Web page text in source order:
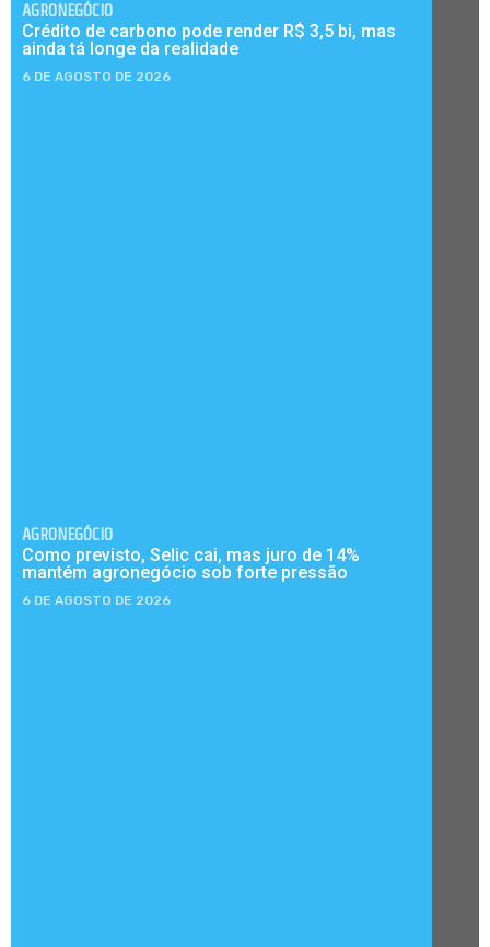
AGRONEGÓCIO
Crédito de carbono pode render R$ 3,5 bi, mas
ainda tá longe da realidade
6 DE AGOSTO DE 2026
AGRONEGÓCIO
Como previsto, Selic cai, mas juro de 14%
mantém agronegócio sob forte pressão
6 DE AGOSTO DE 2026